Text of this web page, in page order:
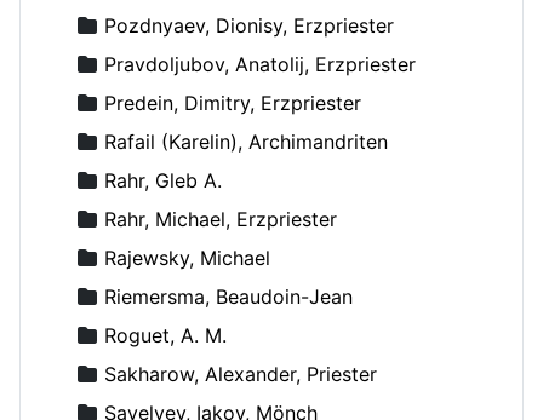
Pozdnyaev, Dionisy, Erzpriester
Pravdoljubov, Anatolij, Erzpriester
Predein, Dimitry, Erzpriester
Rafail (Karelin), Archimandriten
Rahr, Gleb A.
Rahr, Michael, Erzpriester
Rajewsky, Michael
Riemersma, Beaudoin-Jean
Roguet, A. M.
Sakharow, Alexander, Priester
Savelyev, Iakov, Mönch